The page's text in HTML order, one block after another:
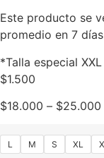
Este producto se
promedio en 7
*Talla especial
$1.500
$18.000 – $25.000
L M S XL